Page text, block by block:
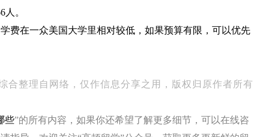
。
费在一众美国大学里相对较低，如果预算有限，可以优先
合整理自网络，仅作信息分享之用，版权归原作者所有
些”的所有内容，如果你还希望了解更多细节，可以在线咨